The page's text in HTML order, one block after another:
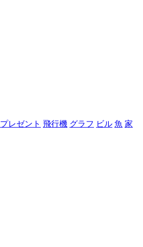
プレゼント 飛行機 グラフ ビル 魚 家